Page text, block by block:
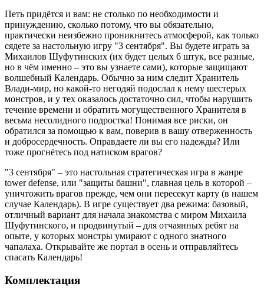
Петь придётся и вам: не столько по необходимости и
принуждению, сколько потому, что вы обязательно,
практически неизбежно проникнитесь атмосферой, как только
сядете за настольную игру "3 сентября". Вы будете играть за
Михаилов Шуфутинских (их будет целых 6 штук, все разные,
но в чём именно – это вы узнаете сами), которые защищают
волшебный Календарь. Обычно за ним следит Хранитель
Влади-мир, но какой-то негодяй подослал к нему шестерых
монстров, и у тех оказалось достаточно сил, чтобы нарушить
течение времени и обратить могущественного Хранителя в
весьма несолидного подростка! Понимая все риски, он
обратился за помощью к вам, поверив в вашу отверженность
и добросердечность. Оправдаете ли вы его надежды? Или
тоже прогнётесь под натиском врагов?
"3 сентября" – это настольная стратегическая игра в жанре
tower defense, или "защиты башни", главная цель в которой –
уничтожить врагов прежде, чем они пересекут карту (в нашем
случае Календарь). В игре существует два режима: базовый,
отличный вариант для начала знакомства с миром Михаила
Шуфутинского, и продвинутый – для отчаянных ребят на
опыте, у которых монстры умирают с одного знатного
чапалаха. Открывайте же портал в осень и отправляйтесь
спасать Календарь!
Комплектация